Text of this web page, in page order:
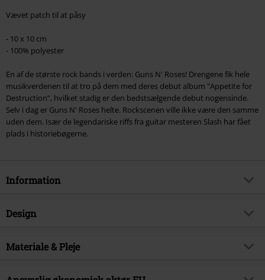
Vævet patch til at påsy
- 10 x 10 cm
- 100% polyester
En af de største rock bands i verden: Guns N' Roses! Drengene fik hele
musikverdenen til at tro på dem med deres debut album "Appetite for
Destruction”, hvilket stadig er den bedstsælgende debut nogensinde.
Selv i dag er Guns N' Roses helte. Rockscenen ville ikke være den samme
uden dem. Især de legendariske riffs fra guitar mesteren Slash har fået
plads i historiebøgerne.
Information
Artikelnr.
Musikgenre
Design
Produkttype
Materiale & Pleje
Ydermateriale 100% Polyester